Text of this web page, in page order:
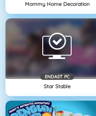
Mommy Home Decoration
ENDAST PC
Star Stable